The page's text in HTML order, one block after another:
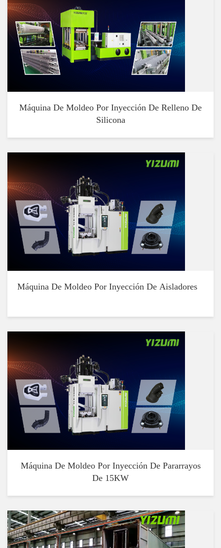
Máquina De Moldeo Por Inyección De Relleno De
Silicona
Máquina De Moldeo Por Inyección De Aisladores
Máquina De Moldeo Por Inyección De Pararrayos
De 15KW